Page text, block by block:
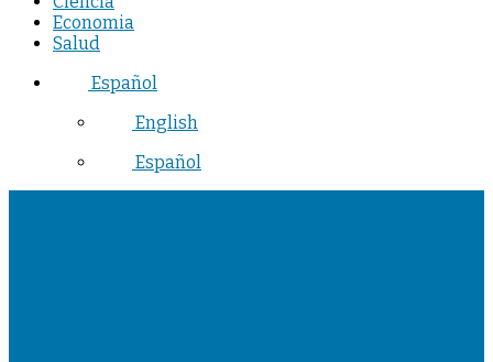
Economia
Salud
Español
English
Español